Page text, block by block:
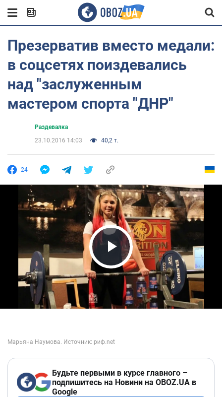
Презерватив вместо медали:
в соцсетях поиздевались
над "заслуженным
мастером спорта "ДНР"
Раздевалка
23.10.2016 14:03
40,2 т.
24
Play Video
Будьте первыми в курсе главного –
подпишитесь на Новини на OBOZ.UA в
Google